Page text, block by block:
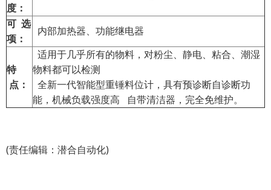
度：
可 选
项：
内部加热器、功能继电器
特
点：
适用于几乎所有的物料，对粉尘、静电、粘合、潮湿
物料都可以检测
全新一代智能型重锤料位计，具有预诊断自诊断功
能，机械负载强度高 自带清洁器，完全免维护。
(责任编辑：潜合自动化)